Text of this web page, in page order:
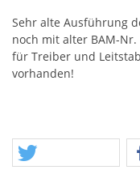
Sehr alte Ausführung
noch mit alter BAM-Nr.
für Treiber und
vorhanden!